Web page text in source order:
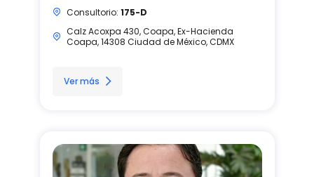
Consultorio: 175-D
Calz Acoxpa 430, Coapa, Ex-Hacienda
Coapa, 14308 Ciudad de México, CDMX
Ver más